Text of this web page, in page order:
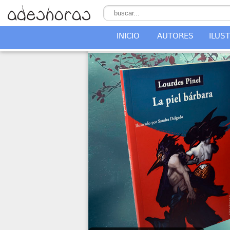
INICIO AUTORES